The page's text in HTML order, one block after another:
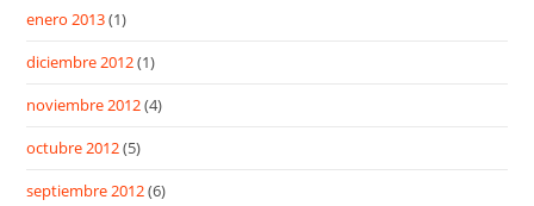
enero 2013(1)
diciembre 2012(1)
noviembre 2012(4)
octubre 2012(5)
septiembre 2012(6)